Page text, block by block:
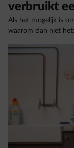
verbruikt
Als het mogelijk is
waarom dan niet